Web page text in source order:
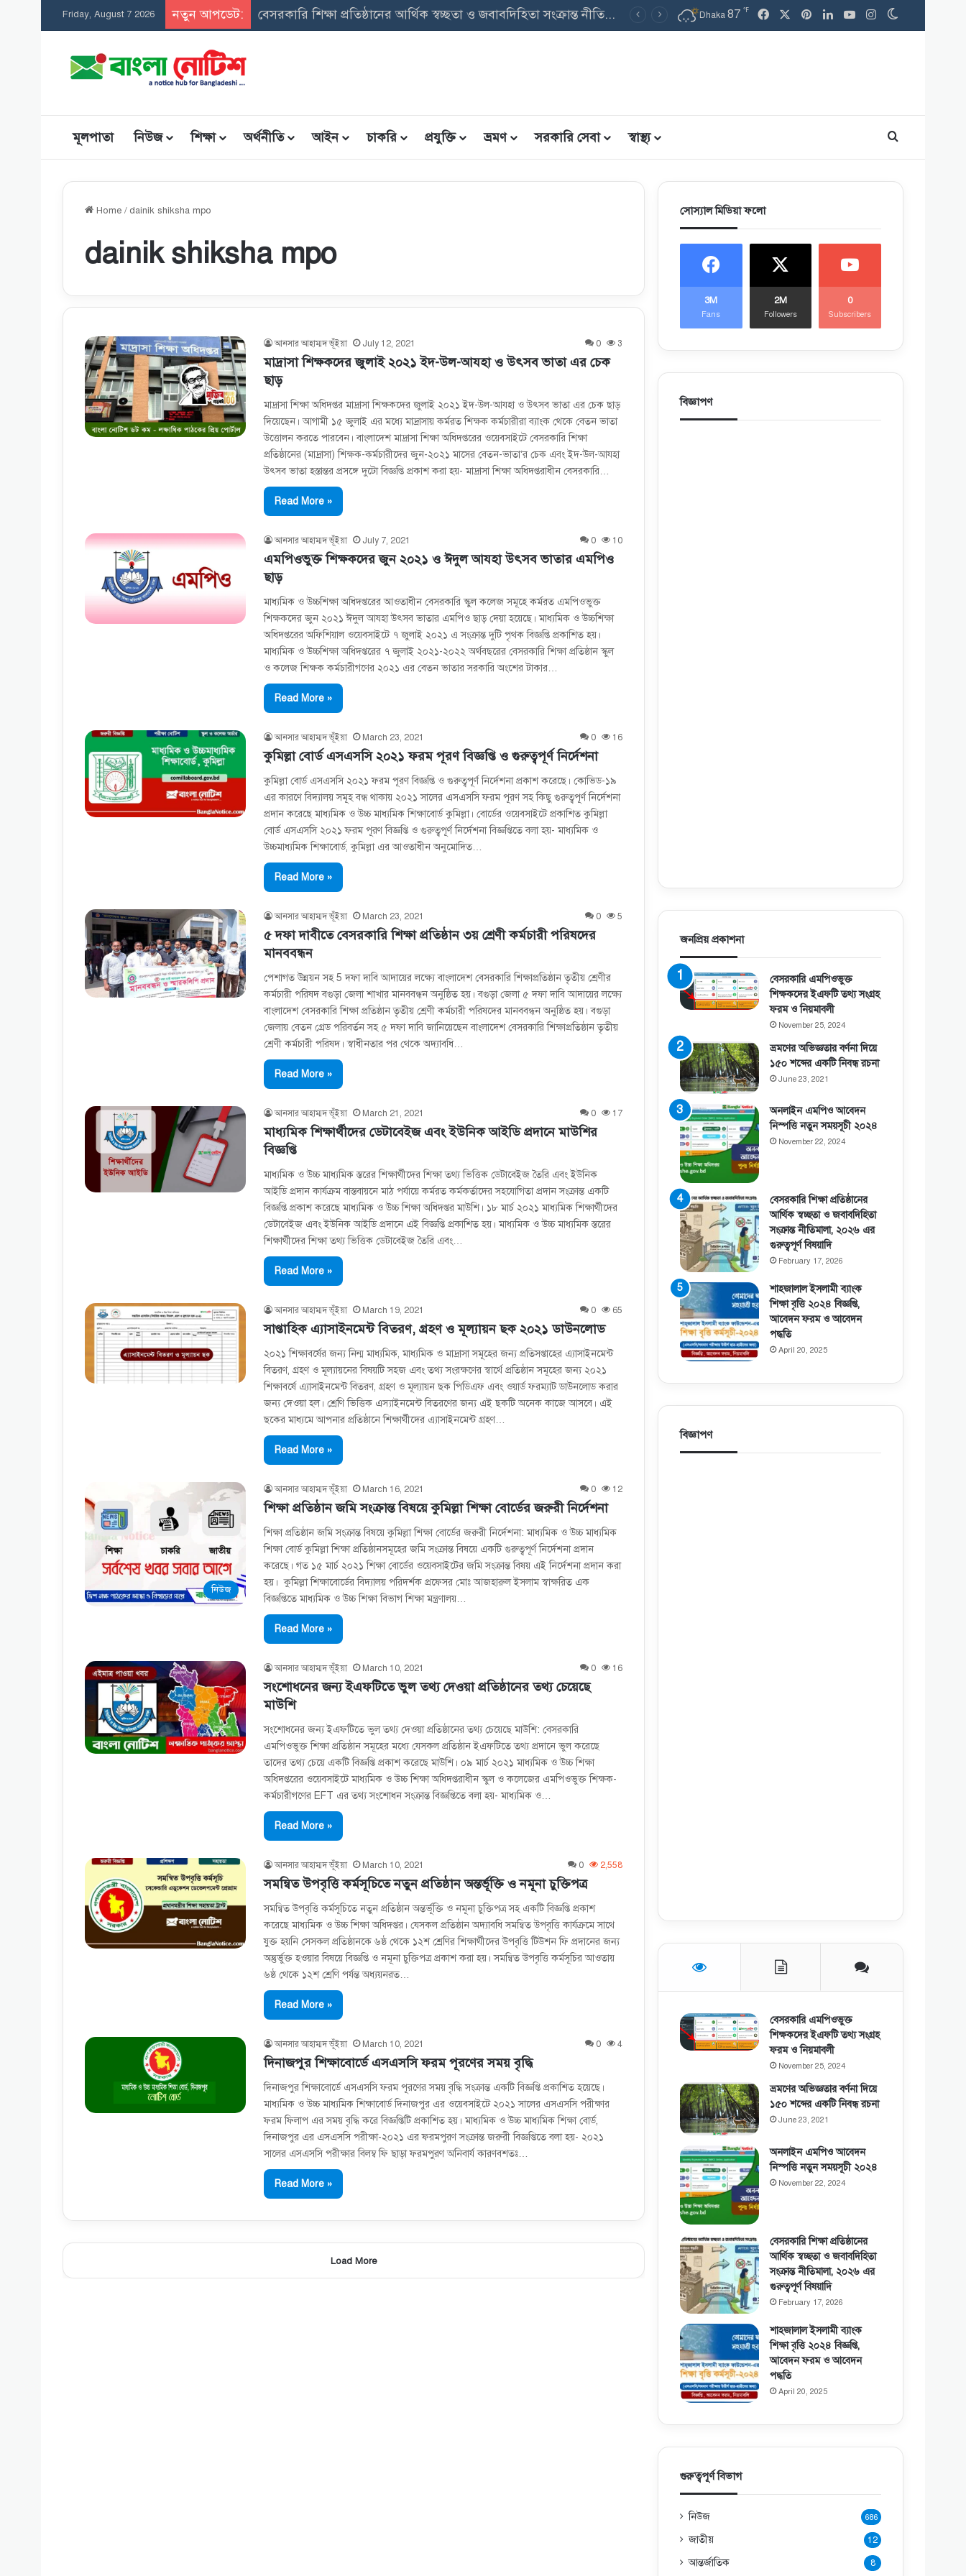
Friday, August 7 2026 নতুন আপডেট: সমন্বিত উপবৃত্তি তথ্য ফরম: শিক্ষার্থীদের তথ্য এন্ট্রি ফরম PDF ডাউনলোড Dhaka 87 ℉ Facebook PinterestLinkedInYouTubeInstagram
মূলপাতা নিউজ শিক্ষা অর্থনীতি আইন চাকরি প্রযুক্তি ভ্রমণ সরকারি সেবা স্বাস্থ্য Search for
Home / dainik shiksha mpo
dainik shiksha mpo
আনসার আহাম্মদ ভূঁইয়া July 12, 2021 0 3
মাদ্রাসা শিক্ষকদের জুলাই ২০২১ ইদ-উল-আযহা ও উৎসব ভাতা এর চেক
ছাড়
মাদ্রাসা শিক্ষা অধিদপ্তর মাদ্রাসা শিক্ষকদের জুলাই ২০২১ ইদ-উল-আযহা ও উৎসব ভাতা এর চেক ছাড়
দিয়েছেন। আগামী ১৫ জুলাই এর মধ্যে মাদ্রাসায় কর্মরত শিক্ষক কর্মচারীরা ব্যাংক থেকে বেতন ভাতা
উত্তোলন করতে পারবেন। বাংলাদেশ মাদ্রাসা শিক্ষা অধিদপ্তরের ওয়েবসাইটে বেসরকারি শিক্ষা
প্রতিষ্ঠানের (মাদ্রাসা) শিক্ষক-কর্মচারীদের জুন-২০২১ মাসের বেতন-ভাতা’র চেক এবং ইদ-উল-আযহা
উৎসব ভাতা হস্তান্তর প্রসঙ্গে দুটো বিজ্ঞপ্তি প্রকাশ করা হয়- মাদ্রাসা শিক্ষা অধিদপ্তরাধীন বেসরকারি…
Read More »
আনসার আহাম্মদ ভূঁইয়া July 7, 2021 0 10
এমপিওভুক্ত শিক্ষকদের জুন ২০২১ ও ঈদুল আযহা উৎসব ভাতার এমপিও
ছাড়
মাধ্যমিক ও উচ্চশিক্ষা অধিদপ্তরের আওতাধীন বেসরকারি স্কুল কলেজ সমূহে কর্মরত এমপিওভুক্ত
শিক্ষকদের জুন ২০২১ ঈদুল আযহা উৎসব ভাতার এমপিও ছাড় দেয়া হয়েছে। মাধ্যমিক ও উচ্চশিক্ষা
অধিদপ্তরের অফিশিয়াল ওয়েবসাইটে ৭ জুলাই ২০২১ এ সংক্রান্ত দুটি পৃথক বিজ্ঞপ্তি প্রকাশিত হয়।
মাধ্যমিক ও উচ্চশিক্ষা অধিদপ্তরের ৭ জুলাই ২০২১-২০২২ অর্থবছরের বেসরকারি শিক্ষা প্রতিষ্ঠান স্কুল
ও কলেজ শিক্ষক কর্মচারীগণের ২০২১ এর বেতন ভাতার সরকারি অংশের টাকার…
Read More »
আনসার আহাম্মদ ভূঁইয়া March 23, 2021 0 16
কুমিল্লা বোর্ড এসএসসি ২০২১ ফরম পূরণ বিজ্ঞপ্তি ও গুরুত্বপূর্ণ নির্দেশনা
কুমিল্লা বোর্ড এসএসসি ২০২১ ফরম পূরণ বিজ্ঞপ্তি ও গুরুত্বপূর্ণ নির্দেশনা প্রকাশ করেছে। কোভিড-১৯
এর কারণে বিদ্যালয় সমূহ বন্ধ থাকায় ২০২১ সালের এসএসসি ফরম পূরণ সহ কিছু গুরুত্বপূর্ণ নির্দেশনা
প্রদান করেছে মাধ্যমিক ও উচ্চ মাধ্যমিক শিক্ষাবোর্ড কুমিল্লা। বোর্ডের ওয়েবসাইটে প্রকাশিত কুমিল্লা
বোর্ড এসএসসি ২০২১ ফরম পূরণ বিজ্ঞপ্তি ও গুরুত্বপূর্ণ নির্দেশনা বিজ্ঞপ্তিতে বলা হয়- মাধ্যমিক ও
উচ্চমাধ্যমিক শিক্ষাবাের্ড, কুমিল্লা এর আওতাধীন অনুমােদিত…
Read More »
আনসার আহাম্মদ ভূঁইয়া March 23, 2021 0 5
৫ দফা দাবীতে বেসরকারি শিক্ষা প্রতিষ্ঠান ৩য় শ্রেণী কর্মচারী পরিষদের
মানববন্ধন
পেশাগত উন্নয়ন সহ 5 দফা দাবি আদায়ের লক্ষ্যে বাংলাদেশ বেসরকারি শিক্ষাপ্রতিষ্ঠান তৃতীয় শ্রেণীর
কর্মচারী পরিষদ বগুড়া জেলা শাখার মানববন্ধন অনুষ্ঠিত হয়। বগুড়া জেলা ৫ দফা দাবি আদায়ের লক্ষ্যে
বাংলাদেশ বেসরকারি শিক্ষা প্রতিষ্ঠান তৃতীয় শ্রেণী কর্মচারী পরিষদের মানববন্ধন অনুষ্ঠিত হয়। বগুড়া
জেলায় বেতন গ্রেড পরিবর্তন সহ ৫ দফা দাবি জানিয়েছেন বাংলাদেশ বেসরকারি শিক্ষাপ্রতিষ্ঠান তৃতীয়
শ্রেণী কর্মচারী পরিষদ। স্বাধীনতার পর থেকে অদ্যাবধি…
Read More »
আনসার আহাম্মদ ভূঁইয়া March 21, 2021 0 17
মাধ্যমিক শিক্ষার্থীদের ডেটাবেইজ এবং ইউনিক আইডি প্রদানে মাউশির
বিজ্ঞপ্তি
মাধ্যমিক ও উচ্চ মাধ্যমিক স্তরের শিক্ষার্থীদের শিক্ষা তথ্য ভিত্তিক ডেটাবেইজ তৈরি এবং ইউনিক
আইডি প্রদান কার্যক্রম বাস্তবায়নে মাঠ পর্যায়ে কর্মরত কর্মকর্তাদের সহযোগিতা প্রদান সংক্রান্ত একটি
বিজ্ঞপ্তি প্রকাশ করেছে মাধ্যমিক ও উচ্চ শিক্ষা অধিদপ্তর মাউশি। ১৮ মার্চ ২০২১ মাধ্যমিক শিক্ষার্থীদের
ডেটাবেইজ এবং ইউনিক আইডি প্রদানে এই বিজ্ঞপ্তি প্রকাশিত হয়। মাধ্যমিক ও উচ্চ মাধ্যমিক স্তরের
শিক্ষার্থীদের শিক্ষা তথ্য ভিত্তিক ডেটাবেইজ তৈরি এবং…
Read More »
আনসার আহাম্মদ ভূঁইয়া March 19, 2021 0 65
সাপ্তাহিক এ্যাসাইনমেন্ট বিতরণ, গ্রহণ ও মূল্যায়ন ছক ২০২১ ডাউনলোড
২০২১ শিক্ষাবর্ষের জন্য নিন্ম মাধ্যমিক, মাধ্যমিক ও মাদ্রাসা সমূহের জন্য প্রতিসপ্তাহের এ্যাসাইনমেন্ট
বিতরণ, গ্রহণ ও মূল্যায়নের বিষয়টি সহজ এবং তথ্য সংরক্ষণের স্বার্থে প্রতিষ্ঠান সমূহের জন্য ২০২১
শিক্ষাবর্ষে এ্যাসাইনমেন্ট বিতরণ, গ্রহণ ও মূল্যায়ন ছক পিডিএফ এবং ওয়ার্ড ফরম্যাট ডাউনলোড করার
জন্য দেওয়া হল। শ্রেণি ভিত্তিক এস্যাইনমেন্ট বিতরণের জন্য এই ছকটি অনেক কাজে আসবে। এই
ছকের মাধ্যমে আপনার প্রতিষ্ঠানে শিক্ষার্থীদের এ্যাসাইনমেন্ট গ্রহণ…
Read More »
নিউজ
আনসার আহাম্মদ ভূঁইয়া March 16, 2021 0 12
শিক্ষা প্রতিষ্ঠান জমি সংক্রান্ত বিষয়ে কুমিল্লা শিক্ষা বোর্ডের জরুরী নির্দেশনা
শিক্ষা প্রতিষ্ঠান জমি সংক্রান্ত বিষয়ে কুমিল্লা শিক্ষা বোর্ডের জরুরী নির্দেশনা: মাধ্যমিক ও উচ্চ মাধ্যমিক
শিক্ষা বোর্ড কুমিল্লা শিক্ষা প্রতিষ্ঠানসমূহের জমি সংক্রান্ত বিষয়ে একটি গুরুত্বপূর্ণ নির্দেশনা প্রদান
করেছে। গত ১৫ মার্চ ২০২১ শিক্ষা বোর্ডের ওয়েবসাইটের জমি সংক্রান্ত বিষয় এই নির্দেশনা প্রদান করা
হয়। কুমিল্লা শিক্ষাবোর্ডের বিদ্যালয় পরিদর্শক প্রফেসর মোঃ আজহারুল ইসলাম স্বাক্ষরিত এক
বিজ্ঞপ্তিতে মাধ্যমিক ও উচ্চ শিক্ষা বিভাগ শিক্ষা মন্ত্রণালয়…
Read More »
আনসার আহাম্মদ ভূঁইয়া March 10, 2021 0 16
সংশোধনের জন্য ইএফটিতে ভুল তথ্য দেওয়া প্রতিষ্ঠানের তথ্য চেয়েছে
মাউশি
সংশোধনের জন্য ইএফটিতে ভুল তথ্য দেওয়া প্রতিষ্ঠানের তথ্য চেয়েছে মাউশি: বেসরকারি
এমপিওভুক্ত শিক্ষা প্রতিষ্ঠান সমূহের মধ্যে যেসকল প্রতিষ্ঠান ইএফটিতে তথ্য প্রদানে ভুল করেছে
তাদের তথ্য চেয়ে একটি বিজ্ঞপ্তি প্রকাশ করেছে মাউশি। ০৯ মার্চ ২০২১ মাধ্যমিক ও উচ্চ শিক্ষা
অধিদপ্তরের ওয়েবসাইটে মাধ্যমিক ও উচ্চ শিক্ষা অধিদপ্তরাধীন স্কুল ও কলেজের এমপিওভুক্ত শিক্ষক-
কর্মচারীগণের EFT এর তথ্য সংশােধন সংক্রান্ত বিজ্ঞপ্তিতে বলা হয়- মাধ্যমিক ও…
Read More »
আনসার আহাম্মদ ভূঁইয়া March 10, 2021 0 2,558
সমন্বিত উপবৃত্তি কর্মসূচিতে নতুন প্রতিষ্ঠান অন্তর্ভূক্তি ও নমূনা চুক্তিপত্র
সমন্বিত উপবৃত্তি কর্মসূচিতে নতুন প্রতিষ্ঠান অন্তর্ভূক্তি ও নমূনা চুক্তিপত্র সহ একটি বিজ্ঞপ্তি প্রকাশ
করেছে মাধ্যমিক ও উচ্চ শিক্ষা অধিদপ্তর। যেসকল প্রতিষ্ঠান অদ্যাবধি সমন্বিত উপবৃত্তি কার্যক্রমে সাথে
যুক্ত হয়নি সেসকল প্রতিষ্ঠানকে ৬ষ্ঠ থেকে ১২শ শ্রেণির শিক্ষার্থীদের উপবৃত্তি টিউশন ফি প্রদানের জন্য
অন্তুর্ভুক্ত হওয়ার বিষয়ে বিজ্ঞপ্তি ও নমূনা চুক্তিপত্র প্রকাশ করা হয়। সমন্বিত উপবৃত্তি কর্মসূচির আওতায়
৬ষ্ঠ থেকে ১২শ শ্রেণি পর্যন্ত অধ্যয়নরত…
Read More »
আনসার আহাম্মদ ভূঁইয়া March 10, 2021 0 4
দিনাজপুর শিক্ষাবোর্ডে এসএসসি ফরম পূরণের সময় বৃদ্ধি
দিনাজপুর শিক্ষাবোর্ডে এসএসসি ফরম পূরণের সময় বৃদ্ধি সংক্রান্ত একটি বিজ্ঞপ্তি প্রকাশিত হয়েছে।
মাধ্যমিক ও উচ্চ মাধ্যমিক শিক্ষাবোর্ড দিনাজপুর এর ওয়েবসাইটে ২০২১ সালের এসএসসি পরীক্ষার
ফরম ফিলাপ এর সময় বৃদ্ধি করে বিজ্ঞপ্তিটি প্রকাশিত হয়। মাধ্যমিক ও উচ্চ মাধ্যমিক শিক্ষা বাের্ড,
দিনাজপুর এর এসএসসি পরীক্ষা-২০২১ এর ফরমপুরণ সংক্রান্ত জরুরী বিজ্ঞপ্তিতে বলা হয়- ২০২১
সালের এসএসসি পরীক্ষার বিলম্ব ফি ছাড়া ফরমপুরণ অনিবার্য কারণবশতঃ…
Read More »
Load More
সোস্যাল মিডিয়া ফলো
3M
Fans
2M
Followers
0
Subscribers
বিজ্ঞাপণ
জনপ্রিয় প্রকাশনা
বেসরকারি এমপিওভুক্ত
শিক্ষকদের ইএফটি তথ্য সংগ্রহ
ফরম ও নিয়মাবলী
November 25, 2024
ভ্রমণের অভিজ্ঞতার বর্ণনা দিয়ে
১৫০ শব্দের একটি নিবন্ধ রচনা
June 23, 2021
অনলাইন এমপিও আবেদন
নিস্পত্তি নতুন সময়সূচী ২০২৪
November 22, 2024
বেসরকারি শিক্ষা প্রতিষ্ঠানের
আর্থিক স্বচ্ছতা ও জবাবদিহিতা
সংক্রান্ত নীতিমালা, ২০২৬ এর
গুরুত্বপূর্ণ বিষয়াদি
February 17, 2026
শাহজালাল ইসলামী ব্যাংক
শিক্ষা বৃত্তি ২০২৪ বিজ্ঞপ্তি,
আবেদন ফরম ও আবেদন
পদ্ধতি
April 20, 2025
বিজ্ঞাপণ
বেসরকারি এমপিওভুক্ত
শিক্ষকদের ইএফটি তথ্য সংগ্রহ
ফরম ও নিয়মাবলী
November 25, 2024
ভ্রমণের অভিজ্ঞতার বর্ণনা দিয়ে
১৫০ শব্দের একটি নিবন্ধ রচনা
June 23, 2021
অনলাইন এমপিও আবেদন
নিস্পত্তি নতুন সময়সূচী ২০২৪
November 22, 2024
বেসরকারি শিক্ষা প্রতিষ্ঠানের
আর্থিক স্বচ্ছতা ও জবাবদিহিতা
সংক্রান্ত নীতিমালা, ২০২৬ এর
গুরুত্বপূর্ণ বিষয়াদি
February 17, 2026
শাহজালাল ইসলামী ব্যাংক
শিক্ষা বৃত্তি ২০২৪ বিজ্ঞপ্তি,
আবেদন ফরম ও আবেদন
পদ্ধতি
April 20, 2025
গুরুত্বপূর্ণ বিভাগ
নিউজ 686
জাতীয় 12
আন্তর্জাতিক 8